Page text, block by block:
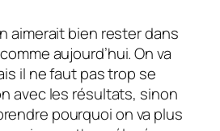
aimerait bien rester dans
aujourd’hui. On va
il ne faut pas trop se
avec les résultats, sinon
pourquoi on va plus